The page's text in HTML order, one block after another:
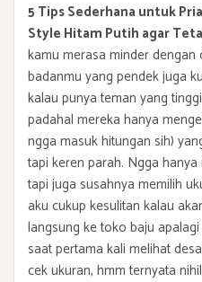
5 Tips Sederhana untuk
Style Hitam Putih agar
kamu merasa minder
badanmu yang pendek juga
kalau punya teman yang
padahal mereka hanya
ngga masuk hitungan sih)
tapi keren parah. Ngga
tapi juga susahnya memilih
aku cukup kesulitan kalau
langsung ke toko baju
saat pertama kali melihat
cek ukuran, hmm ternyata